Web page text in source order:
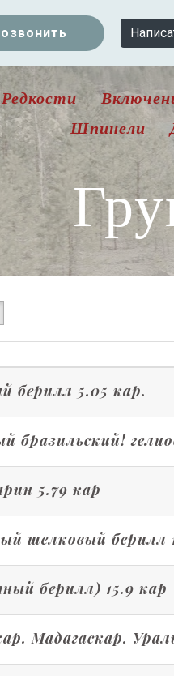
Редкости
Шпинели
берилл 5.05 кар.
5.79 кар
шелковый берилл
берилл) 15.9 кар
Мадагаскар.